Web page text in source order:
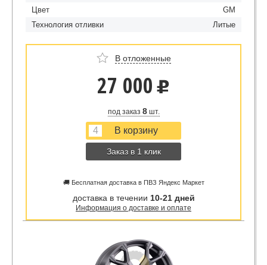
Цвет
GM
Технология отливки
Литые
В отложенные
27 000 u
под заказ 8шт.
Заказ в 1 клик
🚚 Бесплатная доставка в ПВЗ Яндекс Маркет
доставка в течении 10-21 дней
Информация о доставке и оплате